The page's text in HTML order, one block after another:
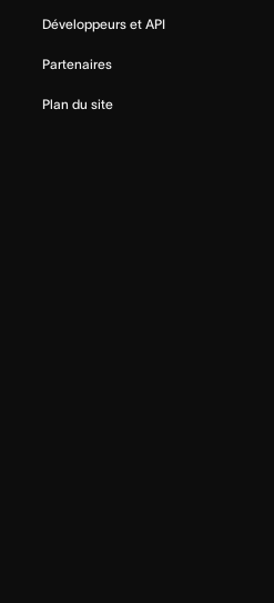
Développeurs et API
Partenaires
Plan du site